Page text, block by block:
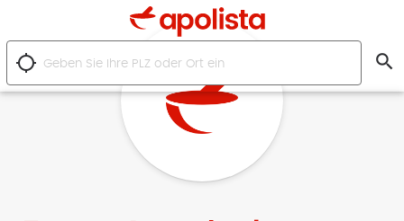
location_searching search